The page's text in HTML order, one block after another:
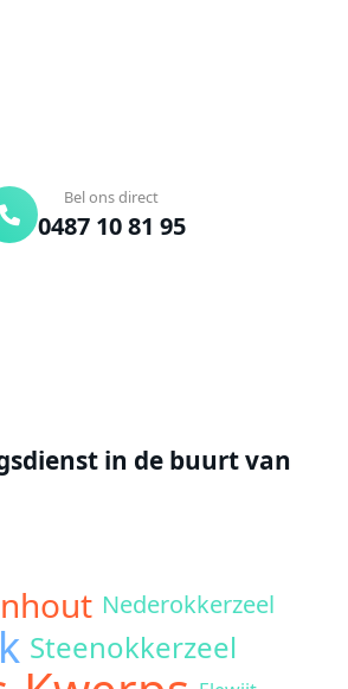
Bel ons direct
0487 10 81 95
in de buurt van
Nederokkerzeel
Steenokkerzeel